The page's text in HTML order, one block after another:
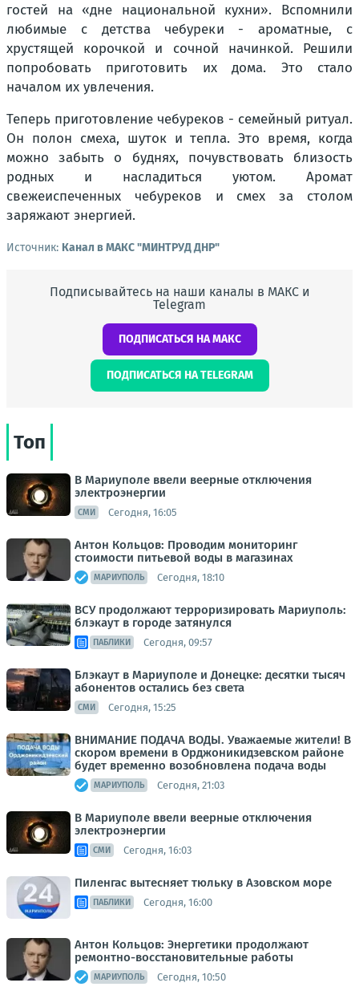
гостей на «дне национальной кухни». Вспомнили
любимые с детства чебуреки - ароматные, с
хрустящей корочкой и сочной начинкой. Решили
попробовать приготовить их дома. Это стало
началом их увлечения.
Теперь приготовление чебуреков - семейный ритуал.
Он полон смеха, шуток и тепла. Это время, когда
можно забыть о буднях, почувствовать близость
родных и насладиться уютом. Аромат
свежеиспеченных чебуреков и смех за столом
заряжают энергией.
Источник: Канал в МАКС "МИНТРУД ДНР"
Подписывайтесь на наши каналы в МАКС и
Telegram
ПОДПИСАТЬСЯ НА МАКС
ПОДПИСАТЬСЯ НА TELEGRAM
Топ
В Мариуполе ввели веерные отключения
электроэнергии
СМИ Сегодня, 16:05
Антон Кольцов: Проводим мониторинг
стоимости питьевой воды в магазинах
МАРИУПОЛЬ Сегодня, 18:10
ВСУ продолжают терроризировать Мариуполь:
блэкаут в городе затянулся
ПАБЛИКИ Сегодня, 09:57
Блэкаут в Мариуполе и Донецке: десятки тысяч
абонентов остались без света
СМИ Сегодня, 15:25
ВНИМАНИЕ ПОДАЧА ВОДЫ. Уважаемые жители! В
скором времени в Орджоникидзевском районе
будет временно возобновлена подача воды
МАРИУПОЛЬ Сегодня, 21:03
В Мариуполе ввели веерные отключения
электроэнергии
СМИ Сегодня, 16:03
Пиленгас вытесняет тюльку в Азовском море
ПАБЛИКИ Сегодня, 16:00
Антон Кольцов: Энергетики продолжают
ремонтно-восстановительные работы
МАРИУПОЛЬ Сегодня, 10:50